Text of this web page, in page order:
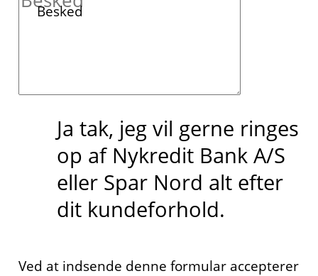
Besked
Ja tak, jeg vil gerne ringes
op af Nykredit Bank A/S
eller Spar Nord alt efter
dit kundeforhold.
Ved at indsende denne formular accepterer